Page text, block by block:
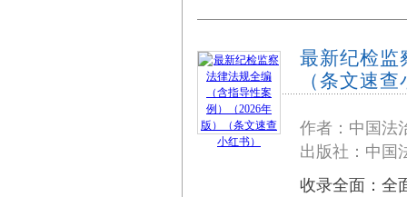
最新纪检监
（条文速
作者：中国法
出版社：中
收录全面：全